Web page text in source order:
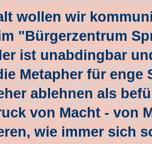
wollen wir
"Bürgerzentrum
ist unabdingbar
Metapher für enge
ablehnen als
von Macht - von
wie immer sich